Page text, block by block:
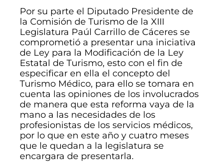
Por su parte el Diputado Presidente de
la Comisión de Turismo de la XIII
Legislatura Paúl Carrillo de Cáceres se
comprometió a presentar una iniciativa
de Ley para la Modificación de la Ley
Estatal de Turismo, esto con el fin de
especificar en ella el concepto del
Turismo Médico, para ello se tomara en
cuenta las opiniones de los involucrados
de manera que esta reforma vaya de la
mano a las necesidades de los
profesionistas de los servicios médicos,
por lo que en este año y cuatro meses
que le quedan a la legislatura se
encargara de presentarla.